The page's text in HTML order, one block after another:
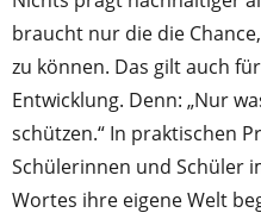
braucht nur die die
zu können. Das gilt auch
Entwicklung. Denn: „Nur
schützen.“ In praktischen
Schülerinnen und Schüler
Wortes ihre eigene Welt